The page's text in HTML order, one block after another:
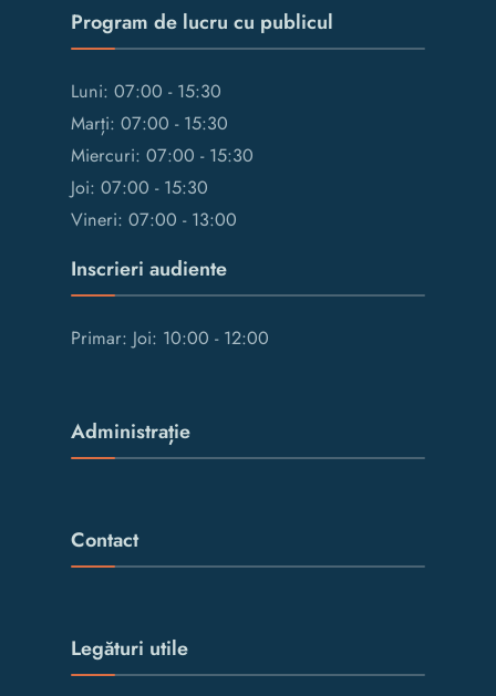
Program de lucru cu publicul
Luni: 07:00 - 15:30
Marți: 07:00 - 15:30
Miercuri: 07:00 - 15:30
Joi: 07:00 - 15:30
Vineri: 07:00 - 13:00
Inscrieri audiente
Primar: Joi: 10:00 - 12:00
Administrație
Contact
Legături utile